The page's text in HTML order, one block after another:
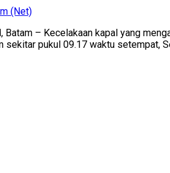
(Net)
, Batam – Kecelakaan kapal yang
sekitar pukul 09.17 waktu setempat,